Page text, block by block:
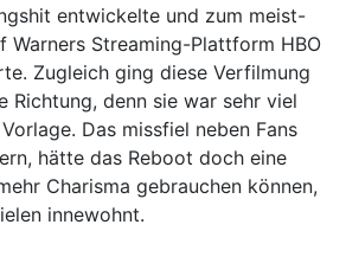
entwickelte und zum meist-
Warners Streaming-Plattform HBO
Zugleich ging diese Verfilmung
Richtung, denn sie war sehr viel
Das missfiel neben Fans
hätte das Reboot doch eine
Charisma gebrauchen können,
innewohnt.